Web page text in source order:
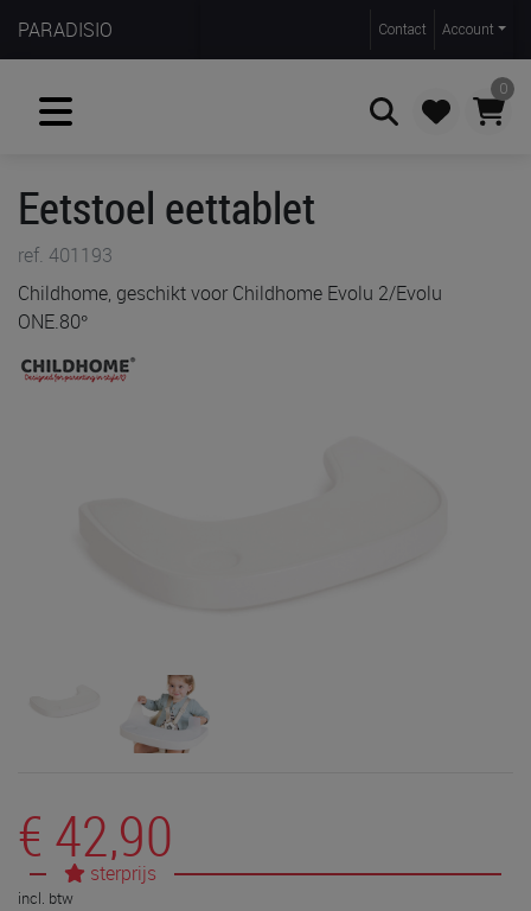
PARADISIO Contact Account
0
Eetstoel eettablet
ref. 401193
Childhome, geschikt voor Childhome Evolu 2/Evolu
ONE.80°
€ 42,90
sterprijs
incl. btw